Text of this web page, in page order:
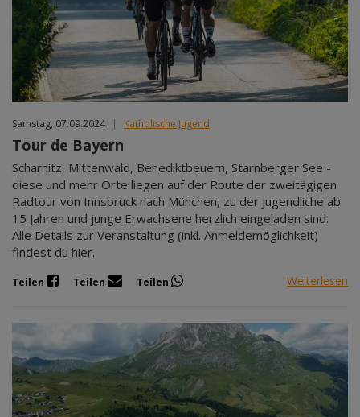
Feb 2027
Mär 2027
Apr 2027
Mai 2027
Jun 2027
Samstag, 07.09.2024 | Katholische Jugend
Tour de Bayern
Scharnitz, Mittenwald, Benediktbeuern, Starnberger See -
diese und mehr Orte liegen auf der Route der zweitägigen
Radtour von Innsbruck nach München, zu der Jugendliche ab
15 Jahren und junge Erwachsene herzlich eingeladen sind.
Alle Details zur Veranstaltung (inkl. Anmeldemöglichkeit)
findest du hier.
Teilen Teilen Teilen Weiterlesen